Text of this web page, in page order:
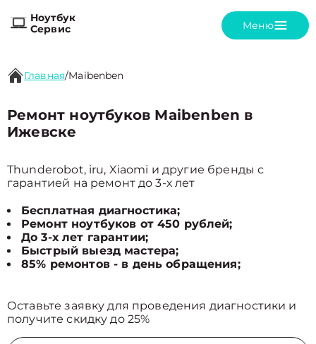
Ноутбук
Сервис
Меню
Главная/Maibenben
Ремонт ноутбуков Maibenben в
Ижевске
Thunderobot, iru, Xiaomi и другие бренды с
гарантией на ремонт до 3-х лет
Бесплатная диагностика;
Ремонт ноутбуков от 450 рублей;
До 3-х лет гарантии;
Быстрый выезд мастера;
85% ремонтов - в день обращения;
Оставьте заявку для проведения диагностики и
получите скидку до 25%